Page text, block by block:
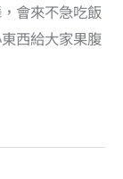
會來不急吃飯
西給大家果腹